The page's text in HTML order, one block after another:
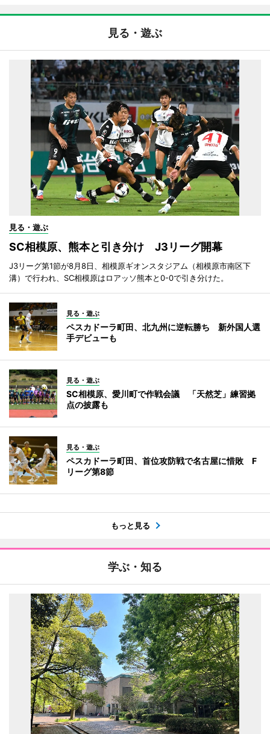
見る・遊ぶ
見る・遊ぶ
SC相模原、熊本と引き分け J3リーグ開幕
J3リーグ第1節が8月8日、相模原ギオンスタジアム（相模原市南区下
溝）で行われ、SC相模原はロアッソ熊本と0-0で引き分けた。
見る・遊ぶ
ペスカドーラ町田、北九州に逆転勝ち 新外国人選
手デビューも
見る・遊ぶ
SC相模原、愛川町で作戦会議 「天然芝」練習拠
点の披露も
見る・遊ぶ
ペスカドーラ町田、首位攻防戦で名古屋に惜敗 F
リーグ第8節
もっと見る
学ぶ・知る